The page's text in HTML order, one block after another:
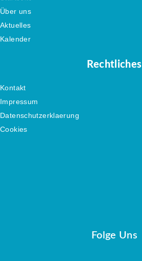
Über uns
Aktuelles
Kalender
Rechtliches
Kontakt
Impressum
Datenschutzerklaerung
Cookies
Folge Uns